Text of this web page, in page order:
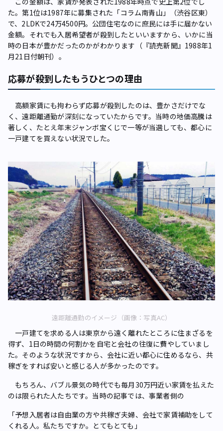
た。第1位は1987年に募集された「コラム南青山」（渋谷区東）
で、2LDKで24万4500円。公団住宅なのに庶民には手に届かない
金額。それでも入居希望者が殺到したといいますから、いかに当
時の日本が豊かだったのかがわかります（『読売新聞』1988年1
月21日付朝刊）。
応募が殺到したもうひとつの理由
高額家賃にも拘わらず応募が殺到したのは、豊かさだけでな
く、遠距離通勤が深刻になっていたからです。当時の地価高騰は
著しく、たとえ年末ジャンボ宝くじで一等が当選しても、都心に
一戸建てを買えない状況でした。
遠距離通勤のイメージ（画像：写真AC）
一戸建てを求める人は東京から遠く離れたところに住まざるを
得ず、1日の時間の何割かを自宅と会社の往復に費やしていまし
た。そのような状況ですから、会社に近い都心に住めるなら、共
稼ぎをすれば安いと感じる人が多かったのです。
もちろん、バブル景気の時代でも毎月30万円近い家賃を払えた
のは限られた人たちです。当時の記事では、事業者側の
「予想入居者は自由業の方や共稼ぎ夫婦、会社で家賃補助をして
くれる人。私たちですか。とてもとても」